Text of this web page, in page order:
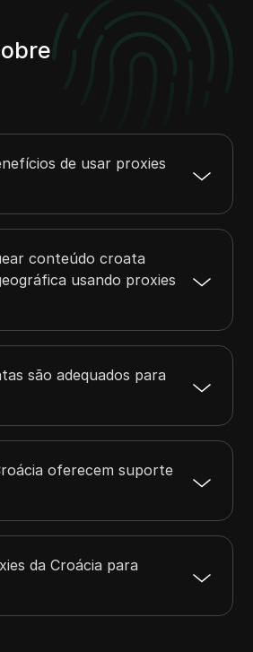
de usar proxies
conteúdo croata
usando proxies
são adequados para
oferecem suporte
da Croácia para